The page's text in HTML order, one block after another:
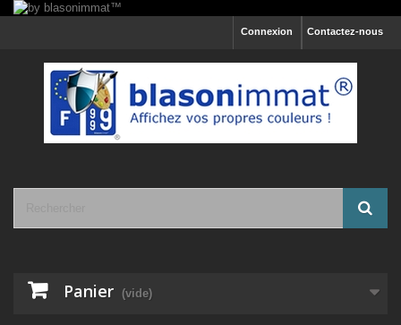
Contactez-nous
Connexion
Panier (vide)